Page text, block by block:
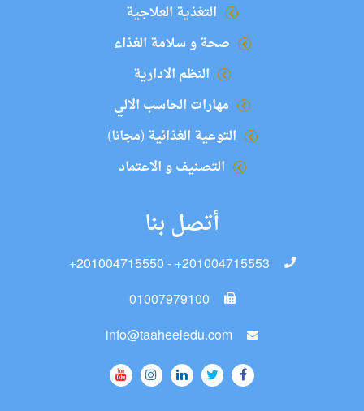
التغذية العلاجية
صحة و سلامة الغذاء
النظم الادارية
مهارات الحاسب الالي
التوعية الغذائية (مجانا)
التصنيف و الاعتماد
أتصل بنا
+201004715550 - +201004715553
01007979100
info@taaheeledu.com